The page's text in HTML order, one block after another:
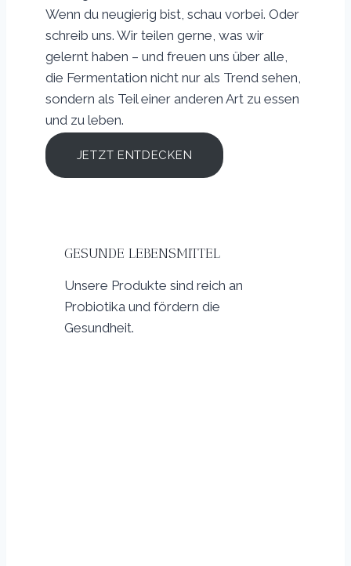
Wenn du neugierig bist, schau vorbei. Oder
schreib uns. Wir teilen gerne, was wir
gelernt haben – und freuen uns über alle,
die Fermentation nicht nur als Trend sehen,
sondern als Teil einer anderen Art zu essen
und zu leben.
JETZT ENTDECKEN
GESUNDE LEBENSMITTEL
Unsere Produkte sind reich an
Probiotika und fördern die
Gesundheit.